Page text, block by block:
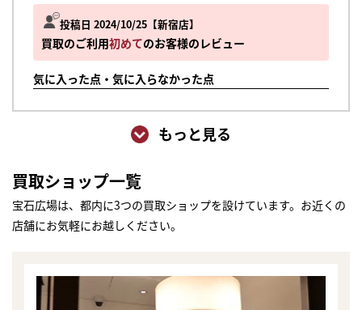
投稿日 2024/10/25 新宿店
買取のご利用初めてのお客様のレビュー
気に入った点・気に入らなかった点
もっと見る
買取ショップ一覧
宝石広場は、都内に3つの買取ショップを設けています。お近くの
店舗にお気軽にお越しください。